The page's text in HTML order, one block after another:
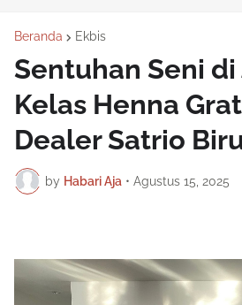
Beranda Ekbis
Sentuhan Seni di
Kelas Henna
Dealer Satrio
by Habari Aja • Agustus 15, 2025